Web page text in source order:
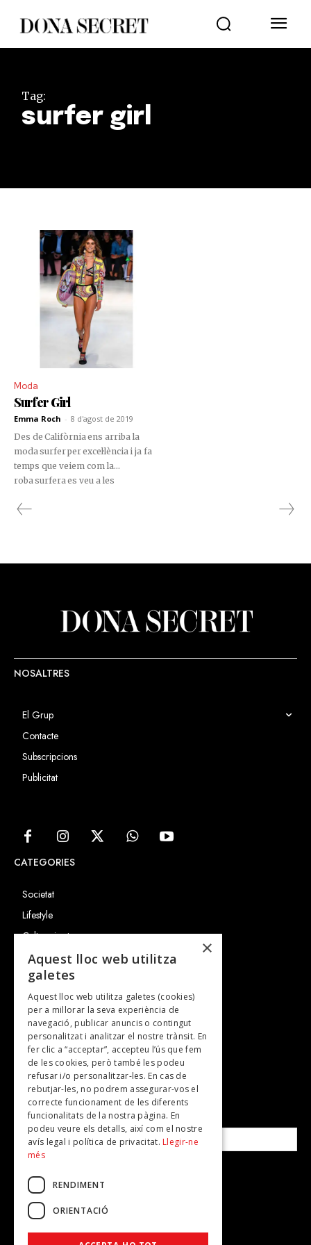
Tag:
surfer girl
Moda
Surfer Girl
Emma Roch - 8 d'agost de 2019
Des de Califòrnia ens arriba la
moda surfer per excel·lència i ja fa
temps que veiem com la
roba surfera es veu a les
a convertir-se en una tendència
NOSALTRES
El Grup
Contacte
Subscripcions
Publicitat
CATEGORIES
Societat
Lifestyle
Cultura i art
Entrevistes
Gastronomia
TV
Plans per fer
Revistes
SUBSCRIU-TE A LA NOSTRA NEWSLETTER!
Correu electrònic*
Accepto lapolítica de privacitat
×
Aquest lloc web utilitza
galetes
Aquest lloc web utilitza galetes (cookies)
per a millorar la seva experiència de
navegació, publicar anuncis o contingut
personalitzat i analitzar el nostre trànsit. En
fer clic a “acceptar”, accepteu l’ús que fem
de les cookies, però també les podeu
refusar i/o personalitzar-les. En cas de
rebutjar-les, no podrem assegurar-vos el
correcte funcionament de les diferents
funcionalitats de la nostra pàgina. En
podeu veure els detalls, així com el nostre
avís legal i política de privacitat. Llegir-ne
més
RENDIMENT
ORIENTACIÓ